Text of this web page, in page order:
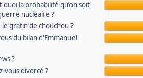
quoi la probabilité qu’on soit
nucléaire ?
le gratin de chouchou ?
du bilan d'Emmanuel
?
vous divorcé ?